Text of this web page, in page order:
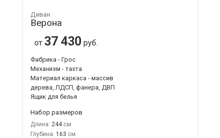
Диван
Верона
от 37 430 руб.
Фабрика - Грос
Механизм - тахта
Материал каркаса - массив
дерева, ЛДСП, фанера, ДВП
Ящик для белья
Набор размеров
Длина: 244
Глубина: 163